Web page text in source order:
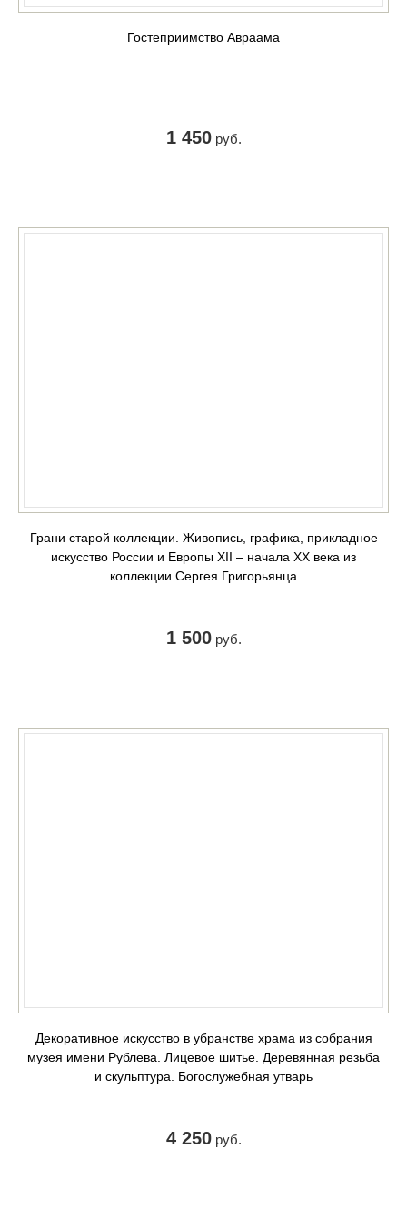
Гостеприимство Авраама
1 450руб.
Грани старой коллекции. Живопись, графика, прикладное
искусство России и Европы XII – начала XX века из
коллекции Сергея Григорьянца
1 500руб.
Декоративное искусство в убранстве храма из собрания
музея имени Рублева. Лицевое шитье. Деревянная резьба
и скульптура. Богослужебная утварь
4 250руб.